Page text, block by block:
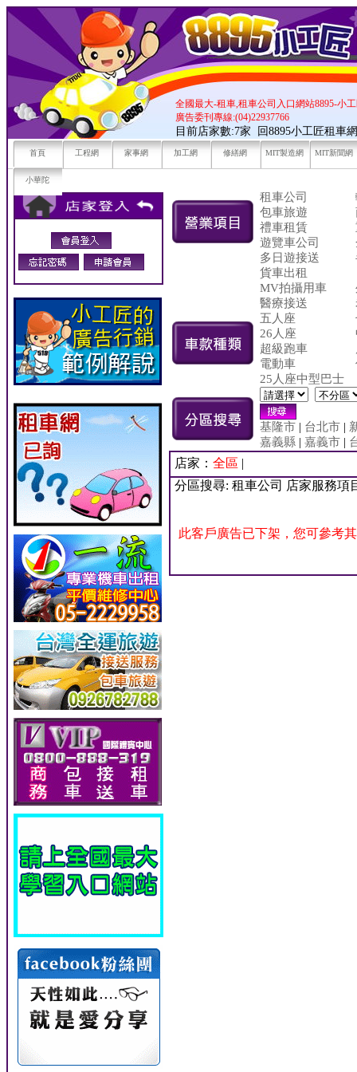
全國最大-租車,租車公司入口網站8895-小
廣告委刊專線:(04)22937766
目前店家數:7家 回8895小工匠租車
首頁 工程網 家事網 加工網 修繕網 MIT製造網 MIT新聞網
小華陀
租車公司
包車旅遊
禮車租賃
遊覽車公司
多日遊接送
貨車出租
MV拍攝用車
醫療接送
五人座
26人座
超級跑車
電動車
25人座中型巴士
基隆市 | 台北市 |
嘉義縣 | 嘉義市 |
店家： 全區 |
分區搜尋: 租車公司 店家服務項
此客戶廣告已下架，您可參考